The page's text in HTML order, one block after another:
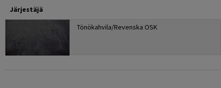
Järjestäjä
Tönökahvila/Revenska OSK